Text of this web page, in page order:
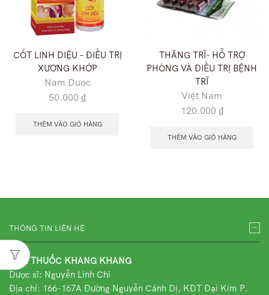
CỐT LINH DIỆU – ĐIỀU TRỊ
XƯƠNG KHỚP
Nam Duoc
50.000 ₫
THÊM VÀO GIỎ HÀNG
THĂNG TRĨ- HỖ TRỢ
PHÒNG VÀ ĐIỀU TRỊ BỆNH
TRĨ
Việt Nam
120.000 ₫
THÊM VÀO GIỎ HÀNG
THÔNG TIN LIÊN HỆ
NHÀ THUỐC KHANG KHANG
Dược sĩ: Nguyễn Linh Chi
Địa chỉ: 166-167A Đường Nguyễn Cảnh Dị, KĐT Đại Kim P.